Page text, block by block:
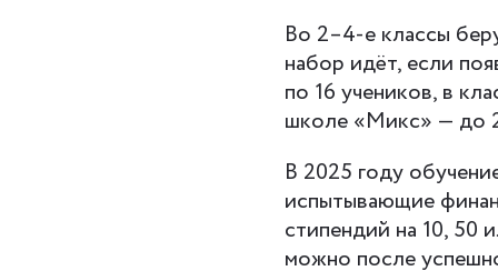
Во 2–4-е классы
набор идёт, если
по 16 учеников, в
школе «Микс» — до
В 2025 году
испытывающие
стипендий на 10, 50
можно после